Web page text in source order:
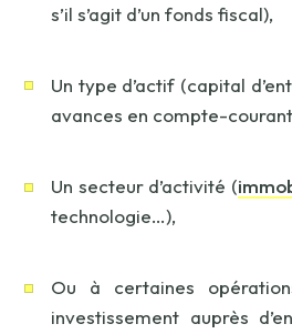
s’il s’agit d’un fonds fiscal),
Un type d’actif (capital
avances en compte-
Un secteur d’activité (
technologie…),
Ou à certaines
investissement auprès